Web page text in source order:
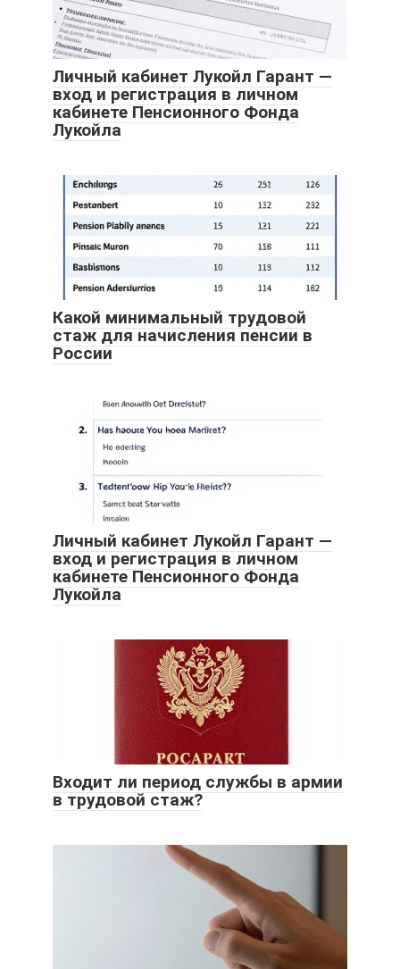
Личный кабинет Лукойл Гарант —
вход и регистрация в личном
кабинете Пенсионного Фонда
Лукойла
Какой минимальный трудовой
стаж для начисления пенсии в
России
Личный кабинет Лукойл Гарант —
вход и регистрация в личном
кабинете Пенсионного Фонда
Лукойла
Входит ли период службы в армии
в трудовой стаж?